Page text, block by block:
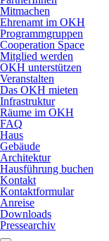
Mitmachen
Ehrenamt im OKH
Programmgruppen
Cooperation Space
Mitglied werden
OKH unterstützen
Veranstalten
Das OKH mieten
Infrastruktur
Räume im OKH
FAQ
Haus
Gebäude
Architektur
Hausführung buchen
Kontakt
Kontaktformular
Anreise
Downloads
Pressearchiv